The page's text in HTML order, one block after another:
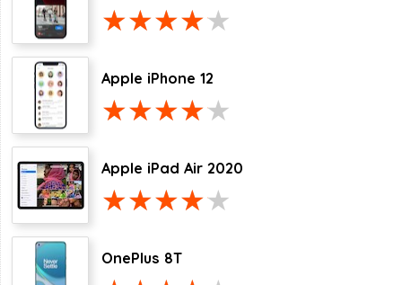
Apple iPhone 12
Apple iPad Air 2020
OnePlus 8T